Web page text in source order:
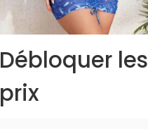
Débloquer les
prix